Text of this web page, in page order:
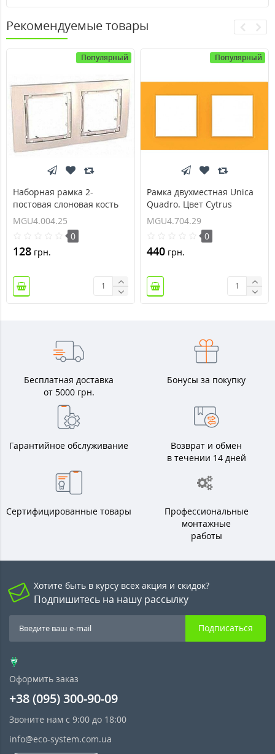
Рекомендуемые товары
Популярный
Наборная рамка 2-
постовая слоновая кость
Unica Colors MGU4.004.25
MGU4.004.25
0
128 грн.
Популярный
Рамка двухместная Unica
Quadro. Цвет Cytrus
MGU4.704.29
MGU4.704.29
0
440 грн.
Бесплатная доставка
от 5000 грн.
Бонусы за покупку
Гарантийное обслуживание
Возврат и обмен
в течении 14 дней
Сертифицированные товары
Профессиональные
монтажные
работы
Хотите быть в курсу всех акция и скидок?
Подпишитесь на нашу рассылку
Подписаться
Оформить заказ
+38 (095) 300-90-09
Звоните нам с 9:00 до 18:00
info@eco-system.com.ua